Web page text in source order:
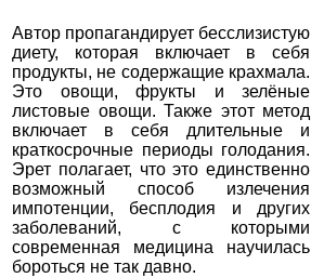
Автор пропагандирует бесслизистую
диету, которая включает в себя
продукты, не содержащие крахмала.
Это овощи, фрукты и зелёные
листовые овощи. Также этот метод
включает в себя длительные и
краткосрочные периоды голодания.
Эрет полагает, что это единственно
возможный способ излечения
импотенции, бесплодия и других
заболеваний, с которыми
современная медицина научилась
бороться не так давно.